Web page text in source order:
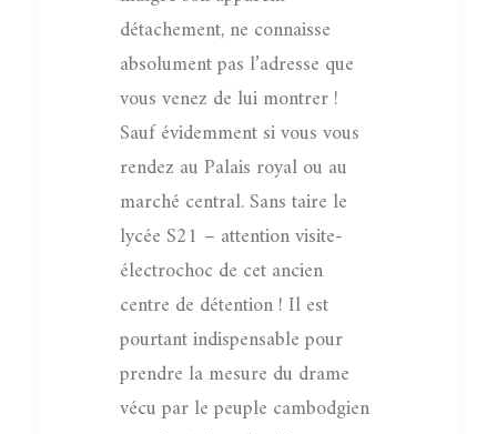
détachement, ne connaisse
absolument pas l’adresse que
vous venez de lui montrer !
Sauf évidemment si vous vous
rendez au Palais royal ou au
marché central. Sans taire le
lycée S21 – attention visite-
électrochoc de cet ancien
centre de détention ! Il est
pourtant indispensable pour
prendre la mesure du drame
vécu par le peuple cambodgien